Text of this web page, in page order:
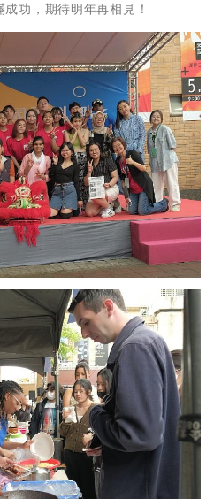
功，期待明年再相見！